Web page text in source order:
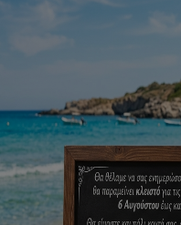
Νερού Για Καφετιέρα
Δοχείο Νερού
Κωδικός : CM4677-DN
Διαθεσιμότητα :